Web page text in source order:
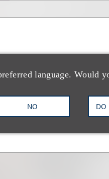
language. Would
NO DO